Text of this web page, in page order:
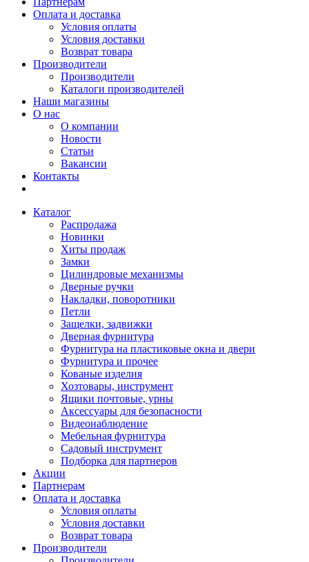
Оплата и доставка
Условия оплаты
Условия доставки
Возврат товара
Производители
Производители
Каталоги производителей
Наши магазины
О нас
О компании
Новости
Статьи
Вакансии
Контакты
Каталог
Распродажа
Новинки
Хиты продаж
Замки
Цилиндровые механизмы
Дверные ручки
Накладки, поворотники
Петли
Защелки, задвижки
Дверная фурнитура
Фурнитура на пластиковые окна и двери
Фурнитура и прочее
Кованые изделия
Хозтовары, инструмент
Ящики почтовые, урны
Аксессуары для безопасности
Видеонаблюдение
Мебельная фурнитура
Садовый инструмент
Подборка для партнеров
Акции
Партнерам
Оплата и доставка
Условия оплаты
Условия доставки
Возврат товара
Производители